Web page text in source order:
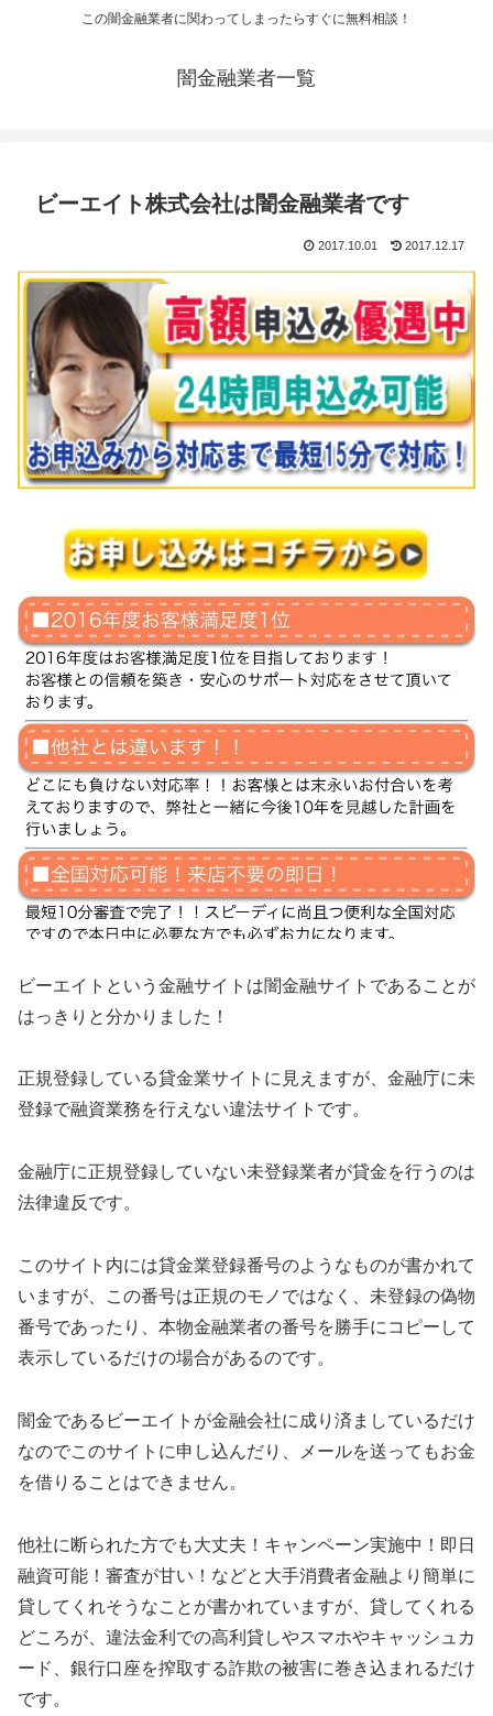
この闇金融業者に関わってしまったらすぐに無料相談！
闇金融業者一覧
ビーエイト株式会社は闇金融業者です
2017.10.01 2017.12.17
ビーエイト という金融サイトは闇金融サイトであることが
はっきりと分かりました！
正規登録している貸金業サイトに見えますが、金融庁に未
登録で融資業務を行えない違法サイトです。
金融庁に正規登録していない未登録業者が貸金を行うのは
法律違反です。
このサイト内には貸金業登録番号のようなものが書かれて
いますが、この番号は正規のモノではなく、未登録の偽物
番号であったり、本物金融業者の番号を勝手にコピーして
表示しているだけの場合があるのです。
闇金である ビーエイト が金融会社に成り済ましているだけ
なのでこのサイトに申し込んだり、メールを送ってもお金
を借りることはできません。
他社に断られた方でも大丈夫！キャンペーン実施中！即日
融資可能！審査が甘い！などと大手消費者金融より簡単に
貸してくれそうなことが書かれていますが、貸してくれる
どころが、違法金利での高利貸しやスマホやキャッシュカ
ード、銀行口座を搾取する詐欺の被害に巻き込まれるだけ
です。